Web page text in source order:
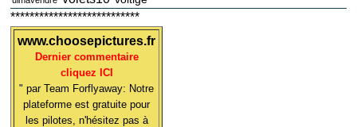
***************************
www.choosepictures.fr
Dernier commentaire
cliquez ICI
" par Team Forflyaway: Notre
plateforme est gratuite pour
les pilotes, n'hésitez pas à